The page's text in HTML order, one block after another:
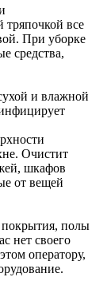
тряпочкой все
При уборке
средства,
и влажной
Очистит
шкафов
от вещей
полы
нет своего
оператору,